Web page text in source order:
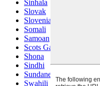
Sinhala
Slovak
Slovenian
Somali
Samoan
Scots Gaelic
Shona
Sindhi
Sundanese
Swahili